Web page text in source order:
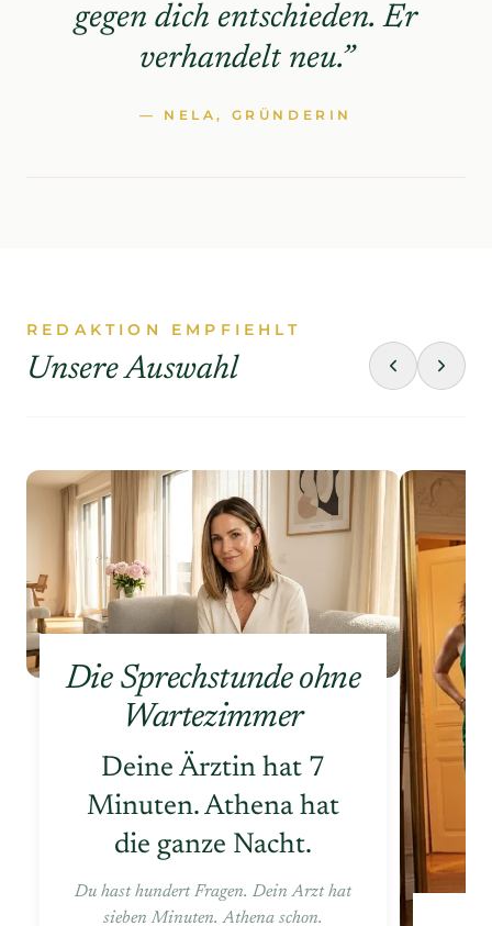
gegen dich entschieden. Er
verhandelt neu.”
— NELA, GRÜNDERIN
REDAKTION EMPFIEHLT
Unsere Auswahl
Die Sprechstunde ohne
Wartezimmer
Deine Ärztin hat 7
Minuten. Athena hat
die ganze Nacht.
Du hast hundert Fragen. Dein Arzt hat
sieben Minuten. Athena schon.